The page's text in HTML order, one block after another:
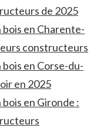
de 2025
en Charente-
constructeurs
en Corse-du-
en 2025
en Gironde :